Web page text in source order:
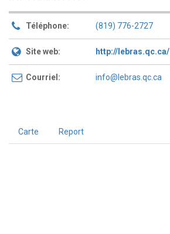
Téléphone: (819) 776-2727
Site web: http://lebras.qc.ca/
Courriel: info@lebras.qc.ca
Carte Report